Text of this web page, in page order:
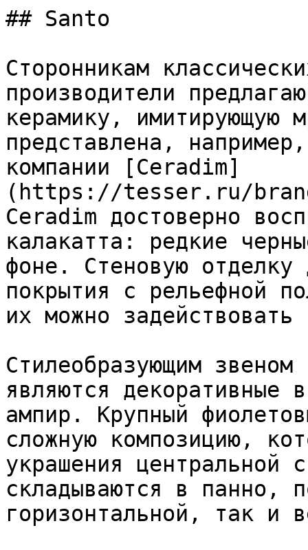
## Santo
Сторонникам
производители
керамику, имитирующую
представлена,
компании [Ceradim]
(https://tesser.ru/
Ceradim достоверно
калакатта: редкие
фоне. Стеновую отделку
покрытия с рельефной
их можно
Стилеобразующим
являются декоративные
ампир. Крупный
сложную композицию,
украшения центральной
складываются в панно,
горизонтальной, так и